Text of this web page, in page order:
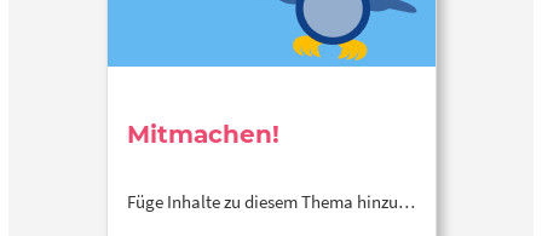
Mitmachen!
Füge Inhalte zu diesem Thema hinzu…